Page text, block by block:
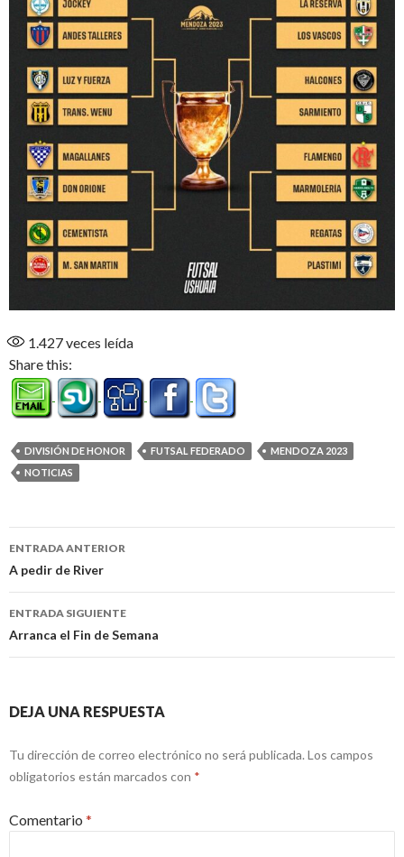
1.427veces leída
Share this:
DIVISIÓN DE HONOR FUTSAL FEDERADO
MENDOZA 2023
NOTICIAS
Navegación
de
entradas
ENTRADA ANTERIOR
A pedir de River
ENTRADA SIGUIENTE
Arranca el Fin de Semana
DEJA UNA RESPUESTA
Tu dirección de correo electrónico no será publicada. Los campos
obligatorios están marcados con *
Comentario *